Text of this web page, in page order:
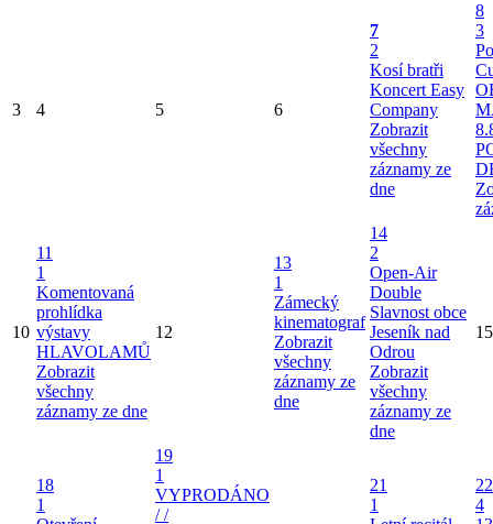
3 4 5 6
7
2
Kosí bratři
Koncert Easy
Company
Zobrazit
všechny
záznamy ze
dne
8
3
10
11
1
Komentovaná
prohlídka
výstavy
HLAVOLAMŮ
Zobrazit
všechny
záznamy ze dne
12
13
1
Zámecký
kinematograf
Zobrazit
všechny
záznamy ze
dne
14
2
Open-Air
Double
Slavnost obce
Jeseník nad
Odrou
Zobrazit
všechny
záznamy ze
dne
15
18
1
19
1
VYPRODÁNO
/ /
21
1
22
4